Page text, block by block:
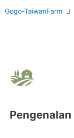
Gogo-TaiwanFarm
Pengenalan